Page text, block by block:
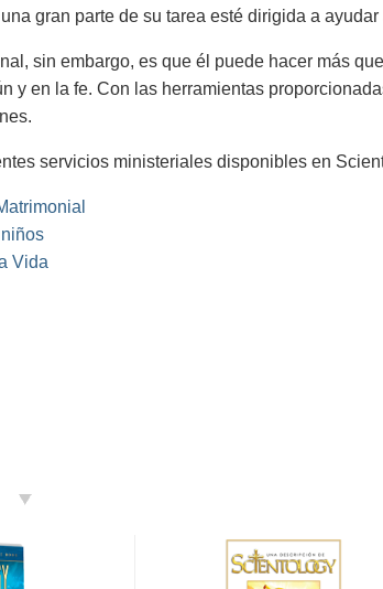
gran parte de su tarea esté dirigida a
sin embargo, es que él puede hacer más
y en la fe. Con las herramientas
servicios ministeriales disponibles en
Vida